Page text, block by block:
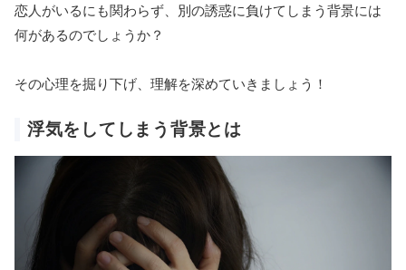
恋人がいるにも関わらず、別の誘惑に負けてしまう背景には
何があるのでしょうか？
その心理を掘り下げ、理解を深めていきましょう！
浮気をしてしまう背景とは